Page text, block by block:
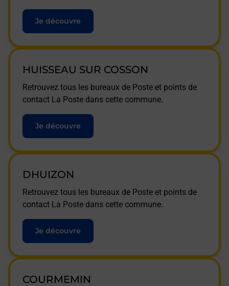
Je découvre
HUISSEAU SUR COSSON
Retrouvez tous les bureaux de Poste et points de
contact La Poste dans cette commune.
Je découvre
DHUIZON
Retrouvez tous les bureaux de Poste et points de
contact La Poste dans cette commune.
Je découvre
COURMEMIN